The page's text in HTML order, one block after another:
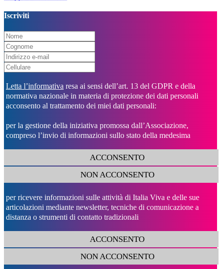
Iscriviti
Letta l’informativa resa ai sensi dell’art. 13 del GDPR e della
normativa nazionale in materia di protezione dei dati personali
acconsento al trattamento dei miei dati personali:
per la gestione della iniziativa promossa dall’Associazione,
compreso l’invio di informazioni sullo stato della medesima
ACCONSENTO
NON ACCONSENTO
per ricevere informazioni sulle attività di Italia Viva e delle sue
articolazioni mediante newsletter, tecniche di comunicazione a
distanza o strumenti di contatto tradizionali
ACCONSENTO
NON ACCONSENTO